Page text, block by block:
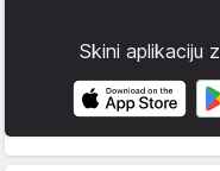
Skini aplikaciju